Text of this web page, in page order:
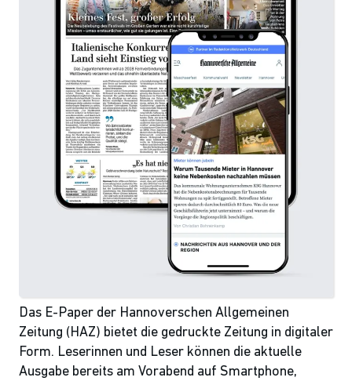
Das E-Paper der Hannoverschen Allgemeinen
Zeitung (HAZ) bietet die gedruckte Zeitung in digitaler
Form. Leserinnen und Leser können die aktuelle
Ausgabe bereits am Vorabend auf Smartphone,